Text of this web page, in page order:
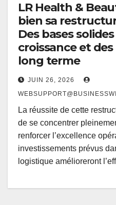
LR Health &
bien sa
Des bases
croissance et
long terme
JUIN 26, 2026
La réussite de cette
de se concentrer
renforcer l’excellence
investissements prévus
logistique amélioreront